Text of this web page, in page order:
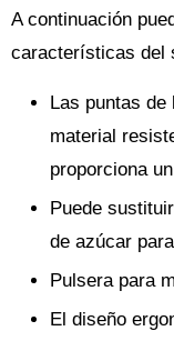
A continuación
características del
Las puntas de
material
proporciona
Puede
de azúcar
Pulsera para
El diseño